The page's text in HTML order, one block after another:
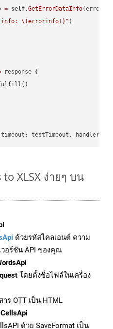
= self.GetErrorDataInfo(error:
info: \(errorinfo ! ) " )
response {
testTimeout, handler:
XLSX ง่ายๆ บน
ด้วยรหัสไคลเอนต์ ความ
วอร์ชัน API ของคุณ
โดยตั้งชื่อไฟล์ในเครื่อง
ร OTT เป็น HTML
ด้วย SaveFormat เป็น